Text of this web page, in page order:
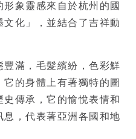
象靈感來自於杭州的國
化」，並結合了吉祥動
滿，毛髮繽紛，色彩鮮
的身體上有著獨特的圖
傳承，它的愉悅表情和
，代表著亞洲各國和地